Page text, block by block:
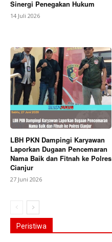
Sinergi Penegakan Hukum
14 Juli 2026
LBH PKN Dampingi Karyawan
Laporkan Dugaan Pencemaran
Nama Baik dan Fitnah ke Polres
Cianjur
27 Juni 2026
Peristiwa